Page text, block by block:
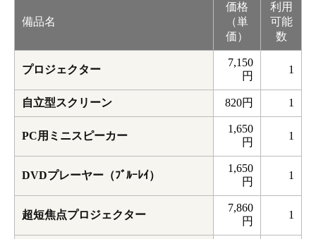
備品名
価格
（単
価）
利用
可能
数
プロジェクター
7,150
円
1
自立型スクリーン 820円 1
PC用ミニスピーカー
1,650
円
1
DVDプレーヤー（ﾌﾞﾙｰﾚｲ）
1,650
円
1
超短焦点プロジェクター
7,860
円
1